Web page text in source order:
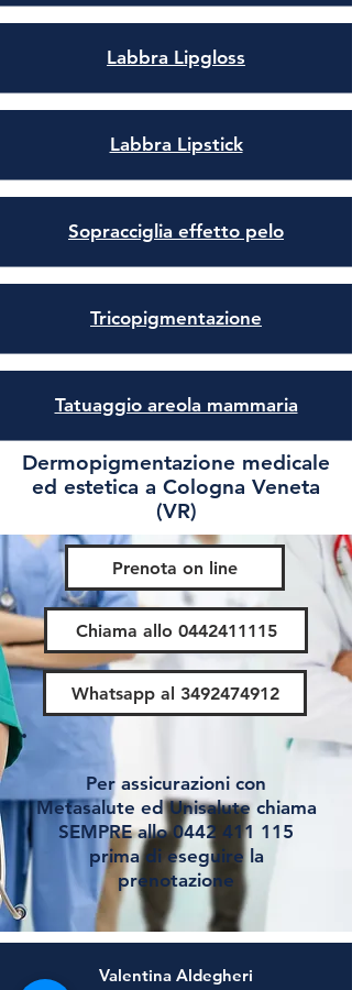
Labbra Lipgloss
Labbra Lipstick
Sopracciglia effetto pelo
Tricopigmentazione
Tatuaggio areola mammaria
Dermopigmentazione medicale
ed estetica a Cologna Veneta
(VR)
Prenota on line
Chiama allo 0442411115
Whatsapp al 3492474912
Per assicurazioni con
Metasalute ed Unisalute chiama
SEMPRE allo0442 411 115
prima di eseguire la
prenotazione
Valentina Aldegheri